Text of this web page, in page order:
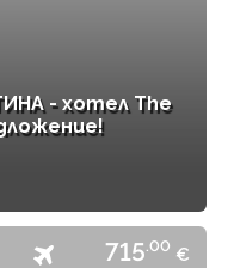
715.00 €